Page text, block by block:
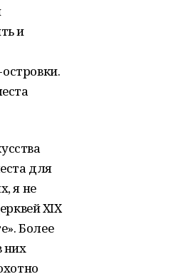
и
для
я не
XIX
Более
них